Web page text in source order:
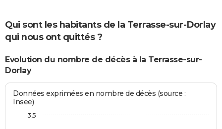
Qui sont les habitants de la Terrasse-sur-Dorlay
qui nous ont quittés ?
Evolution du nombre de décès à la Terrasse-sur-
Dorlay
Données exprimées en nombre de décès (source :
Insee)
3,5